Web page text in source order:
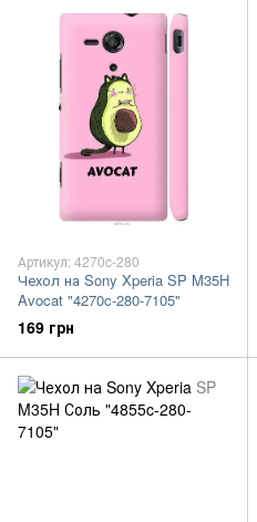
Артикул: 4270c-280
Чехол на Sony Xperia SP M35H
Avocat "4270c-280-7105"
169 грн